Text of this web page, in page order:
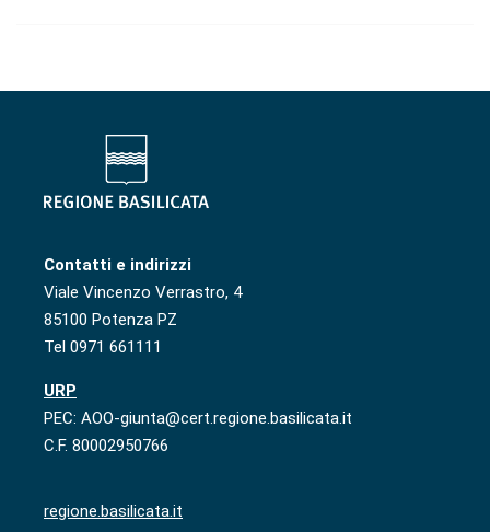
Contatti e indirizzi
Viale Vincenzo Verrastro, 4
85100 Potenza PZ
Tel 0971 661111
URP
PEC: AOO-giunta@cert.regione.basilicata.it
C.F. 80002950766
regione.basilicata.it